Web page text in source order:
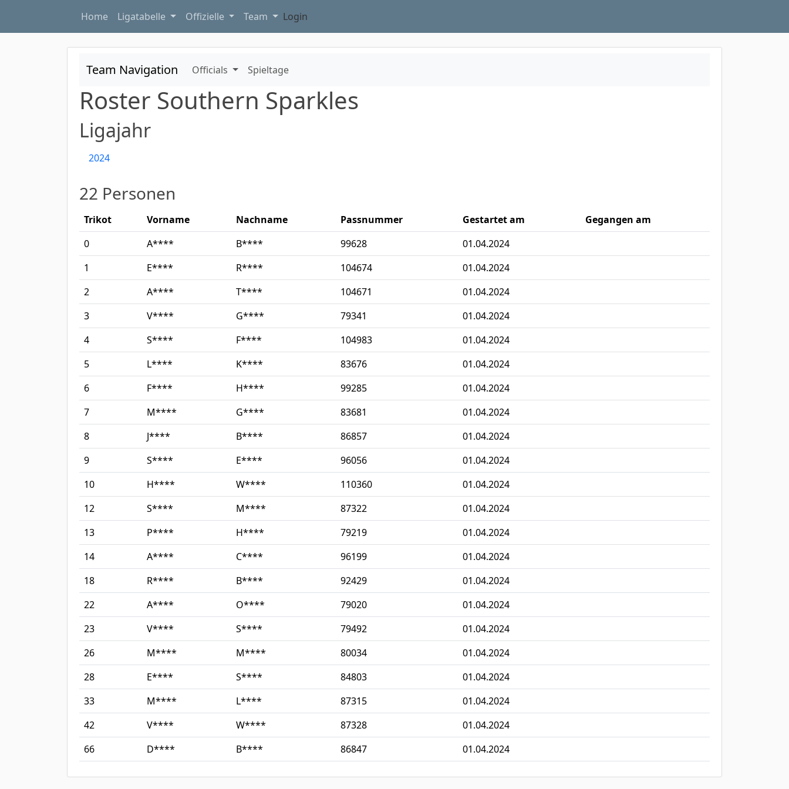
Home Ligatabelle Offizielle Team Login
Team Navigation Officials Spieltage
Roster Southern Sparkles
Ligajahr
2024
22 Personen
Trikot Vorname Nachname Passnummer Gestartet am
Gegangen am
0
A**** B**** 99628
01.04.2024
1
E**** R**** 104674
01.04.2024
2
A**** T**** 104671
01.04.2024
3
V**** G**** 79341
01.04.2024
4
S**** F**** 104983
01.04.2024
5
L**** K**** 83676
01.04.2024
6
F**** H**** 99285
01.04.2024
7
M**** G**** 83681
01.04.2024
8
J**** B**** 86857
01.04.2024
9
S**** E**** 96056
01.04.2024
10
H**** W**** 110360
01.04.2024
12
S**** M**** 87322
01.04.2024
13
P**** H**** 79219
01.04.2024
14
A**** C**** 96199
01.04.2024
18
R**** B**** 92429
01.04.2024
22
A**** O**** 79020
01.04.2024
23
V**** S**** 79492
01.04.2024
26
M**** M**** 80034
01.04.2024
28
E**** S**** 84803
01.04.2024
33
M**** L**** 87315
01.04.2024
42
V**** W**** 87328
01.04.2024
66
D**** B**** 86847 01.04.2024